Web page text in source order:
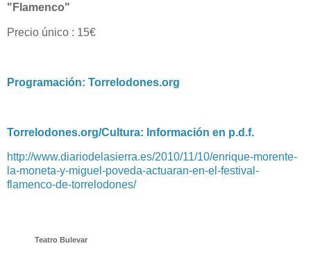
"Flamenco"
Precio único : 15€
Programación: Torrelodones.org
Torrelodones.org/Cultura: Información en p.d.f.
http://www.diariodelasierra.es/2010/11/10/enrique-morente-
la-moneta-y-miguel-poveda-actuaran-en-el-festival-
flamenco-de-torrelodones/
Teatro Bulevar